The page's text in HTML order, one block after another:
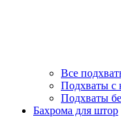
Все
Подхваты с
Подхваты
Бахрома для штор